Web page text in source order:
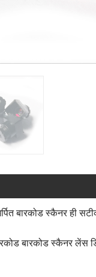
बारकोड स्कैनर ही
बारकोड स्कैनर लेंस